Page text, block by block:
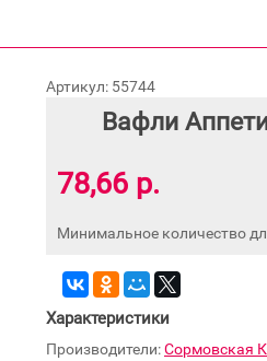
Артикул: 55744
Вафли
78,66 р.
Минимальное количество
Характеристики
Производители:Сормовская